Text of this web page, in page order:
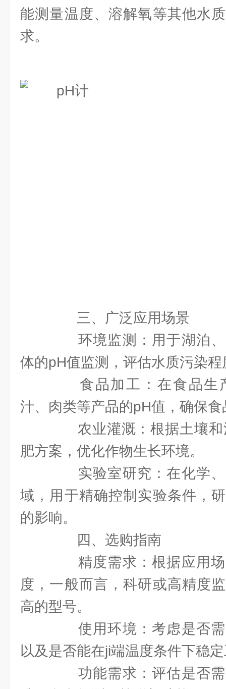
能测量温度、溶解氧等其他水
求。
三、广泛应用场景
环境监测：用于湖泊、
体的pH值监测，评估水质污染程
食品加工：在食品生
汁、肉类等产品的pH值，确保
农业灌溉：根据土壤和
肥方案，优化作物生长环境。
实验室研究：在化学、
域，用于精确控制实验条件，
的影响。
四、选购指南
精度需求：根据应用场
度，一般而言，科研或高精度
高的型号。
使用环境：考虑是否需
以及是否能在ji端温度条件下稳
功能需求：评估是否需